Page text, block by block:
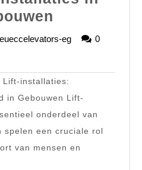
en
De
Rol
van
Lift-
eueccelevators-eg
eueccelevators-
0
installaties:
in Gebouwen Lift-
onderdeel van
spelen een cruciale rol
van mensen en